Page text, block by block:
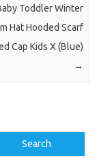
Toddler Winter
Hat Hooded Scarf
Cap Kids X (Blue)
→
Search